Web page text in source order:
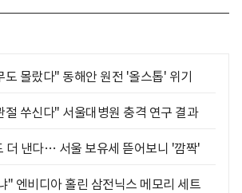
도 몰랐다" 동해안 원전 '올스톱' 위기
절 쑤신다" 서울대병원 충격 연구 결과
더 낸다… 서울 보유세 뜯어보니 '깜짝'
" 엔비디아 홀린 삼전닉스 메모리 세트